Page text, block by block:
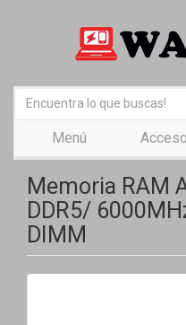
Menú Acceso
Memoria RAM
DDR5/
DIMM